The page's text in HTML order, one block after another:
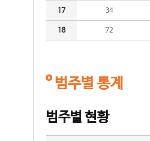
17 34
18 72
범주별 통계
범주별 현황